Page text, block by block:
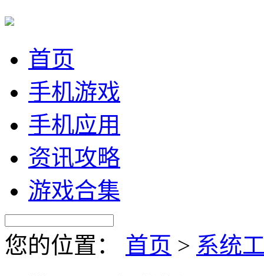
首页
手机游戏
手机应用
资讯攻略
游戏合集
您的位置： 首页 > 系统